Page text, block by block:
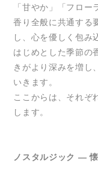
「甘やか」「フロ
香り全般に共通する
し、心を優しく包
はじめとした季節の
きがより深みを増し
いきます。
ここからは、それぞ
します。
ノスタルジック ―